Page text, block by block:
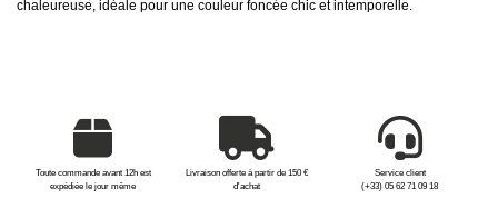
chaleureuse, idéale pour une couleur foncée chic et intemporelle.
Toute commande avant 12h est
expédiée le jour même
Livraison offerte à partir de 150 €
d'achat
Service client
(+33) 05 62 71 09 18